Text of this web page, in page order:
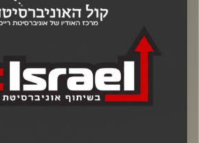
ליזמות, יחד עם הסטודנטית רוני גורן,
המרתקים והמשפיעים ביותר בסוגיה זו:
חוקרת בכירה ומנהלת המרכז
החרדית במכון אהרון, ו
איציק קרומבי,
(התוכנית להכשרת גברים חרדים
כשהחרדים יהיו רוב.